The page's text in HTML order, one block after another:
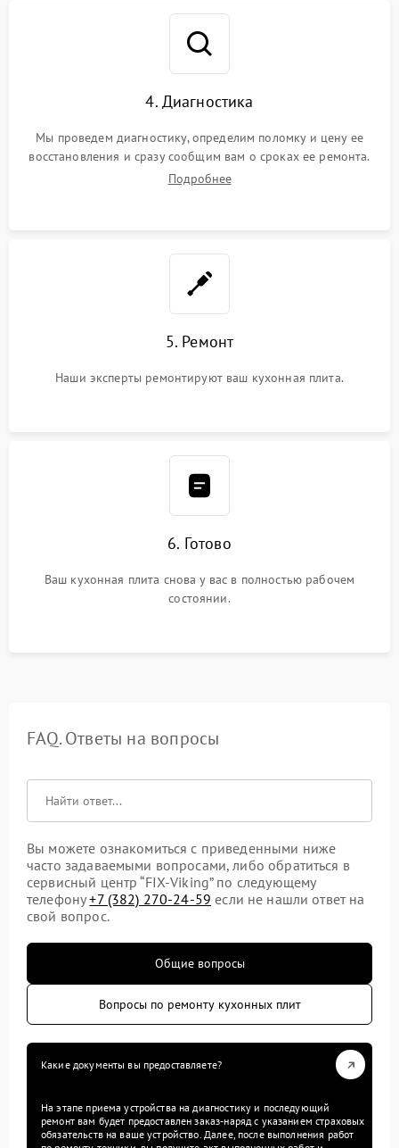
4. Диагностика
Мы проведем диагностику, определим поломку и цену ее
восстановления и сразу сообщим вам о сроках ее ремонта.
Подробнее
5. Ремонт
Наши эксперты ремонтируют ваш кухонная плита.
6. Готово
Ваш кухонная плита снова у вас в полностью рабочем
состоянии.
FAQ. Ответы на вопросы
Вы можете ознакомиться с приведенными ниже
часто задаваемыми вопросами, либо обратиться в
сервисный центр “FIX-Viking” по следующему
телефону+7 (382) 270-24-59 если не нашли ответ на
свой вопрос.
Общие вопросы
Вопросы по ремонту кухонных плит
Какие документы вы предоставляете?
На этапе приема устройства на диагностику и последующий
ремонт вам будет предоставлен заказ-наряд с указанием страховых
обязательств на ваше устройство. Далее, после выполнения работ